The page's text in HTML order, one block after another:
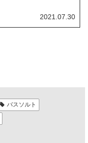
2021.07.30
バスソルト